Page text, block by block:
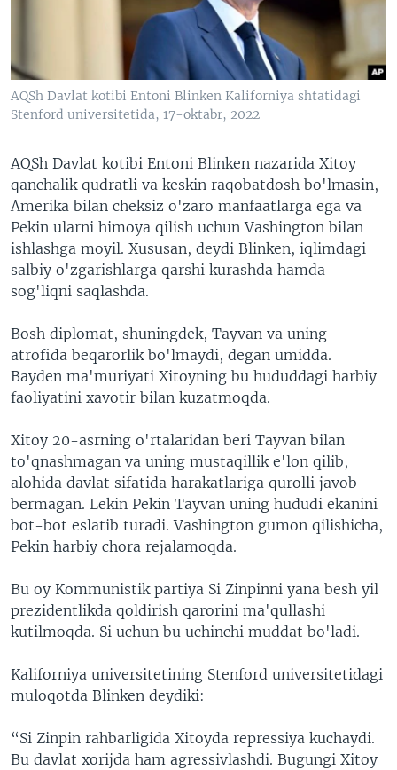
XABARLAR SURATLARDA
TWITTER
SOUNDCLOUD
VOA
AQSh Davlat kotibi Entoni Blinken Kaliforniya shtatidagi
Stenford universitetida, 17-oktabr, 2022
AQSh Davlat kotibi Entoni Blinken nazarida Xitoy
qanchalik qudratli va keskin raqobatdosh bo'lmasin,
Amerika bilan cheksiz o'zaro manfaatlarga ega va
Pekin ularni himoya qilish uchun Vashington bilan
ishlashga moyil. Xususan, deydi Blinken, iqlimdagi
salbiy o'zgarishlarga qarshi kurashda hamda
sog'liqni saqlashda.
Bosh diplomat, shuningdek, Tayvan va uning
atrofida beqarorlik bo'lmaydi, degan umidda.
Bayden ma'muriyati Xitoyning bu hududdagi harbiy
faoliyatini xavotir bilan kuzatmoqda.
Xitoy 20-asrning o'rtalaridan beri Tayvan bilan
to'qnashmagan va uning mustaqillik e'lon qilib,
alohida davlat sifatida harakatlariga qurolli javob
bermagan. Lekin Pekin Tayvan uning hududi ekanini
bot-bot eslatib turadi. Vashington gumon qilishicha,
Pekin harbiy chora rejalamoqda.
Bu oy Kommunistik partiya Si Zinpinni yana besh yil
prezidentlikda qoldirish qarorini ma'qullashi
kutilmoqda. Si uchun bu uchinchi muddat bo'ladi.
Kaliforniya universitetining Stenford universitetidagi
muloqotda Blinken deydiki:
“Si Zinpin rahbarligida Xitoyda repressiya kuchaydi.
Bu davlat xorijda ham agressivlashdi. Bugungi Xitoy